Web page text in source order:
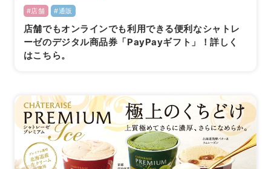
#店舗 #通販
店舗でもオンラインでも利用できる便利なシャトレ
ーゼのデジタル商品券「PayPayギフト」！詳しく
はこちら。